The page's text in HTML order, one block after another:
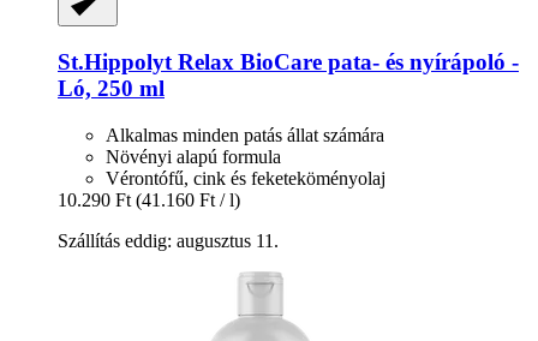
St.Hippolyt Relax BioCare pata-​ és nyírápoló -​
Ló, 250 ml
Alkalmas minden patás állat számára
Növényi alapú formula
Vérontófű, cink és feketeköményolaj
10.290 Ft (41.160 Ft / l)
Szállítás eddig: augusztus 11.